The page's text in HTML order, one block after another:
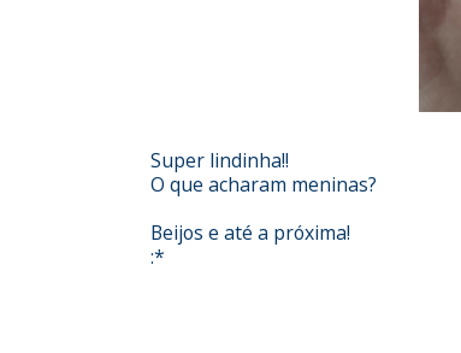
Super lindinha!!
O que acharam meninas?
Beijos e até a próxima!
:*